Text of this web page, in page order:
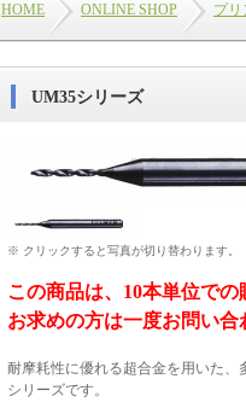
HOME ONLINE SHOP プ
UM35シリーズ
※ クリックすると写真が切り替わります。
この商品は、10本単位で
お求めの方は一度お問い合
耐摩耗性に優れる超合金を用いた、
シリーズです。